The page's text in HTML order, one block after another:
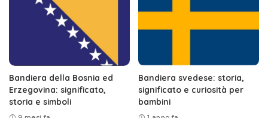
Bandiera della Bosnia ed
Erzegovina: significato,
storia e simboli
Bandiera svedese: storia,
significato e curiosità per
bambini